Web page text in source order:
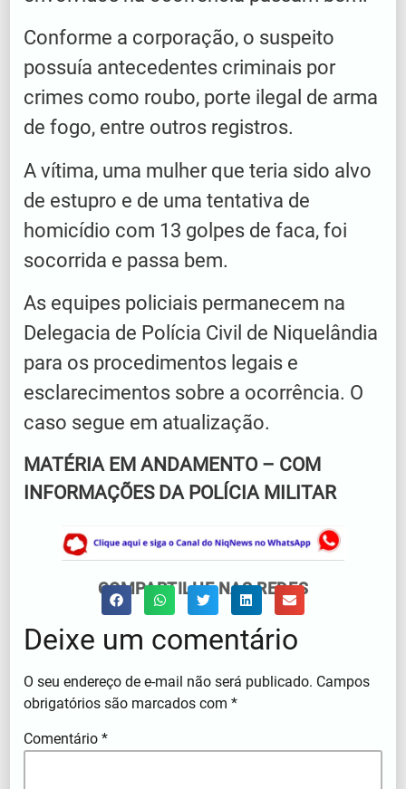
Conforme a corporação, o suspeito
possuía antecedentes criminais por
crimes como roubo, porte ilegal de arma
de fogo, entre outros registros.
A vítima, uma mulher que teria sido alvo
de estupro e de uma tentativa de
homicídio com 13 golpes de faca, foi
socorrida e passa bem.
As equipes policiais permanecem na
Delegacia de Polícia Civil de Niquelândia
para os procedimentos legais e
esclarecimentos sobre a ocorrência. O
caso segue em atualização.
MATÉRIA EM ANDAMENTO – COM
INFORMAÇÕES DA POLÍCIA MILITAR
COMPARTILHE NAS REDES
Deixe um comentário
O seu endereço de e-mail não será publicado. Campos
obrigatórios são marcados com*
Comentário*